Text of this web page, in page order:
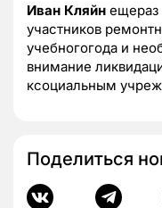
Иван Кляйн ещераз
участников
учебногогода и
внимание
ксоциальным
Поделиться